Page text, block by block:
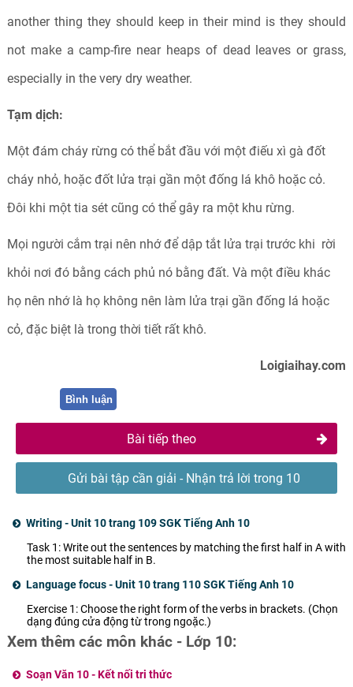
another thing they should keep in their mind is they should
not make a camp-fire near heaps of dead leaves or grass,
especially in the very dry weather.
Tạm dịch:
Một đám cháy rừng có thể bắt đầu với một điếu xì gà đốt
cháy nhỏ, hoặc đốt lửa trại gần một đống lá khô hoặc cỏ.
Đôi khi một tia sét cũng có thể gây ra một khu rừng.
Mọi người cắm trại nên nhớ để dập tắt lửa trại trước khi rời
khỏi nơi đó bằng cách phủ nó bằng đất. Và một điều khác
họ nên nhớ là họ không nên làm lửa trại gần đống lá hoặc
cỏ, đặc biệt là trong thời tiết rất khô.
Loigiaihay.com
Bình luận
Bài tiếp theo
Gửi bài tập cần giải - Nhận trả lời trong 10
Writing - Unit 10 trang 109 SGK Tiếng Anh 10
Task 1: Write out the sentences by matching the first half in A with
the most suitable half in B.
Language focus - Unit 10 trang 110 SGK Tiếng Anh 10
Exercise 1: Choose the right form of the verbs in brackets. (Chọn
dạng đúng cửa động từ trong ngoặc.)
Xem thêm các môn khác - Lớp 10:
Soạn Văn 10 - Kết nối tri thức